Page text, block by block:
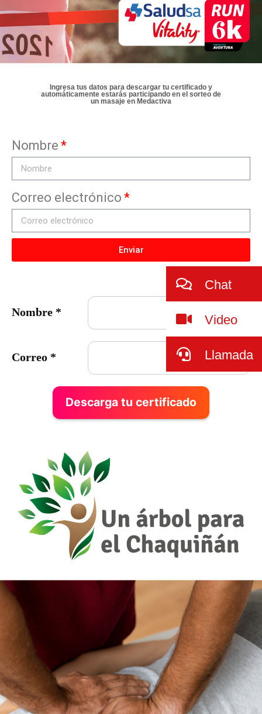
Ingresa tus datos para descargar tu certificado y
automáticamente estarás participando en el sorteo de
un masaje en Medactiva
Nombre
Correo electrónico
Enviar
Nombre *
Correo *
Descarga tu certificado
Chat
Video
Llamada